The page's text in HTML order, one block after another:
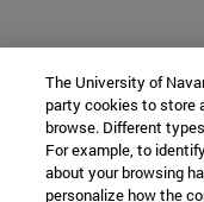
The University of
party cookies to store
browse. Different
For example, to
about your browsing
personalize how the